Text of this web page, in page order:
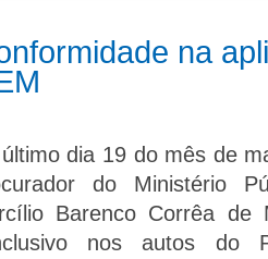
na
dia 19 do mês de
do Ministério
Barenco Corrêa de
nos autos do